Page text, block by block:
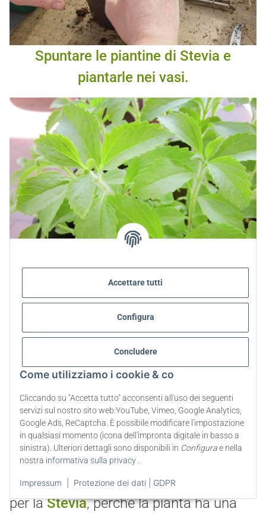
Accettare tutti
Configura
Concludere
Come utilizziamo i cookie & co
Cliccando su "Accetta tutto" acconsenti all'uso dei seguenti
servizi sul nostro sito web:YouTube, Vimeo, Google Analytics,
Google Ads, ReCaptcha. È possibile modificare l'impostazione
in qualsiasi momento (icona dell'impronta digitale in basso a
sinistra). Ulteriori dettagli sono disponibili in Configurae nella
nostra informativa sulla privacy
Impressum Protezione dei dati | GDPR
Spuntare le piantine di Stevia e
piantarle nei vasi.
Giovane pianta di Stevia in un vaso
la pianta di Stevia?
È importante che il vaso per la Stevia
non sia troppo piccolo. Un diametro del
vaso da 20 a 30 cm è la scelta giusta
per laStevia, perché la pianta ha una